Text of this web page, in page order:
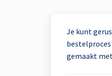
Je kunt
gemaakt